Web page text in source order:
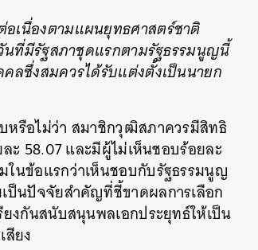
อเนื่องตามแผนยุทธศาสตร์ชาติ
นที่มีรัฐสภาชุดแรกตามรัฐธรรมนูญนี้
ลซึ่งสมควรได้รับแต่งตั้งเป็นนายก
หรือไม่ว่า สมาชิกวุฒิสภาควรมีสิทธิ
ะ 58.07 และมีผู้ไม่เห็นชอบร้อยละ
ในข้อแรกว่าเห็นชอบกับรัฐธรรมนูญ
ป็นปัจจัยสำคัญที่ชี้ขาดผลการเลือก
งกันสนับสนุนพลเอกประยุทธ์ให้เป็น
ยง